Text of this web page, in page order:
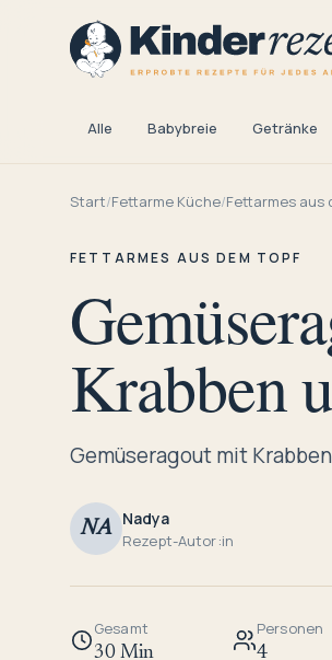
Alle Babybreie Getränke
Start/Fettarme Küche/Fettarmes aus
FETTARMES AUS DEM TOPF
Krabben
Gemüseragout mit
NA Nadya
Rezept-Autor:in
Gesamt
30 Min
Personen
4